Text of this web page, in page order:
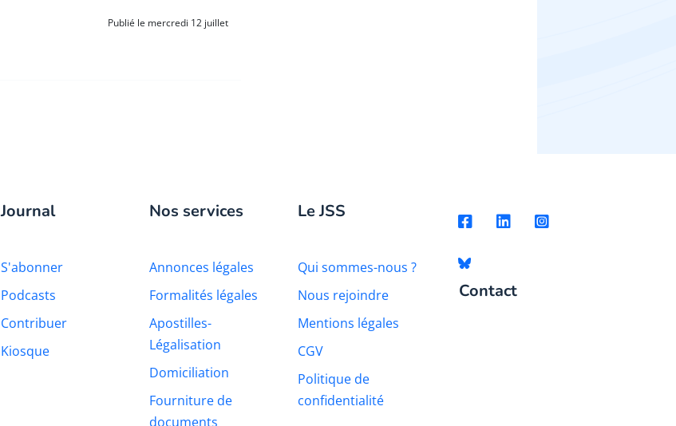
Publié le mercredi 12 juillet
Journal
S'abonner
Podcasts
Contribuer
Kiosque
Nos services
Annonces légales
Formalités légales
Apostilles-
Légalisation
Domiciliation
Fourniture de
documents
Le JSS
Qui sommes-nous ?
Nous rejoindre
Mentions légales
CGV
Politique de
confidentialité
Contact